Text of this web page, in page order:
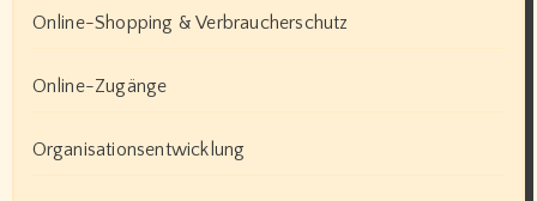
Online-Shopping & Verbraucherschutz
Online-Zugänge
Organisationsentwicklung